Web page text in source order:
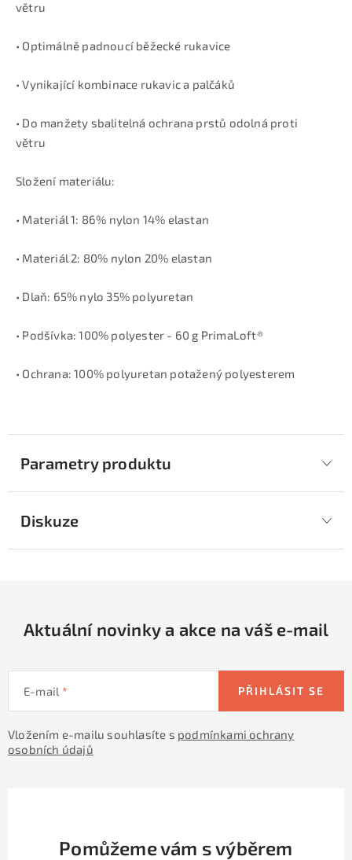
větru
• Optimálně padnoucí běžecké rukavice
• Vynikající kombinace rukavic a palčáků
• Do manžety sbalitelná ochrana prstů odolná proti
větru
Složení materiálu:
• Materiál 1: 86% nylon 14% elastan
• Materiál 2: 80% nylon 20% elastan
• Dlaň: 65% nylo 35% polyuretan
• Podšívka: 100% polyester - 60 g PrimaLoft®
• Ochrana: 100% polyuretan potažený polyesterem
Parametry produktu
Diskuze
Aktuální novinky a akce na váš e-mail
E-mail
Vložením e-mailu souhlasíte s podmínkami ochrany
osobních údajů
PŘIHLÁSIT SE
Pomůžeme vám s výběrem